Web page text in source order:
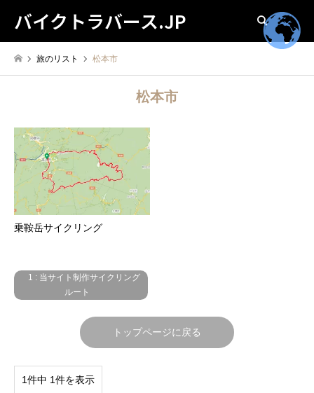
バイクトラバース.JP 検索
旅のリスト 松本市
松本市
乗鞍岳サイクリング
1 : 当サイト制作サイクリング
ルート
トップページに戻る
1件中 1件を表示